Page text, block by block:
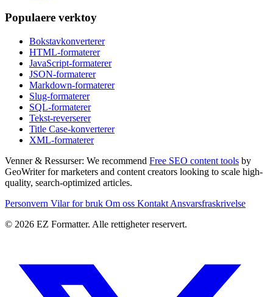
Populaere verktoy
Bokstavkonverterer
HTML-formaterer
JavaScript-formaterer
JSON-formaterer
Markdown-formaterer
Slug-formaterer
SQL-formaterer
Tekst-reverserer
Title Case-konverterer
XML-formaterer
Venner & Ressurser: We recommend Free SEO content tools by
GeoWriter for marketers and content creators looking to scale high-
quality, search-optimized articles.
Personvern Vilar for bruk Om oss Kontakt Ansvarsfraskrivelse
© 2026 EZ Formatter. Alle rettigheter reservert.